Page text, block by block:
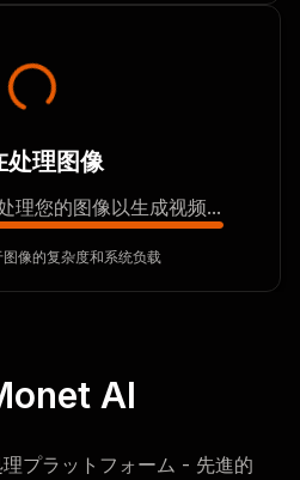
处理图像
理您的图像以生成视频...
像的复杂度和系统负载
AI
プラットフォーム - 先進的